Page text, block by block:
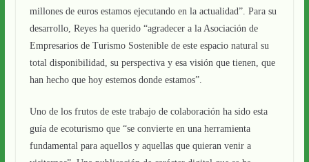
millones de euros estamos ejecutando en la actualidad”. Para su
desarrollo, Reyes ha querido “agradecer a la Asociación de
Empresarios de Turismo Sostenible de este espacio natural su
total disponibilidad, su perspectiva y esa visión que tienen, que
han hecho que hoy estemos donde estamos”.
Uno de los frutos de este trabajo de colaboración ha sido esta
guía de ecoturismo que “se convierte en una herramienta
fundamental para aquellos y aquellas que quieran venir a